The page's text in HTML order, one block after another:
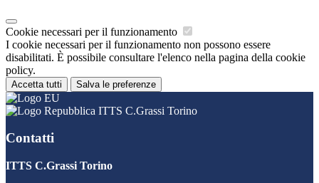
Cookie necessari per il funzionamento
I cookie necessari per il funzionamento non possono essere
disabilitati. È possibile consultare l'elenco nella pagina della cookie
policy.
Accetta tutti Salva le preferenze
ITTS C.Grassi Torino
Contatti
ITTS C.Grassi Torino